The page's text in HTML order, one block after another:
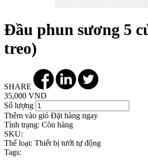
Đầu phun sương 5
treo)
SHARE
35,000 VND
Số lượng
Thêm vào giỏ Đặt hàng ngay
Tình trạng: Còn hàng
SKU:
Thể loại: Thiết bị tưới tự động
Tags: